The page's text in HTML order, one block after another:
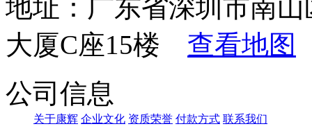
地址：广东省深圳市南
大厦C座15楼 查看地图
公司信息
关于康辉 企业文化 资质荣誉 付款方式 联系我们